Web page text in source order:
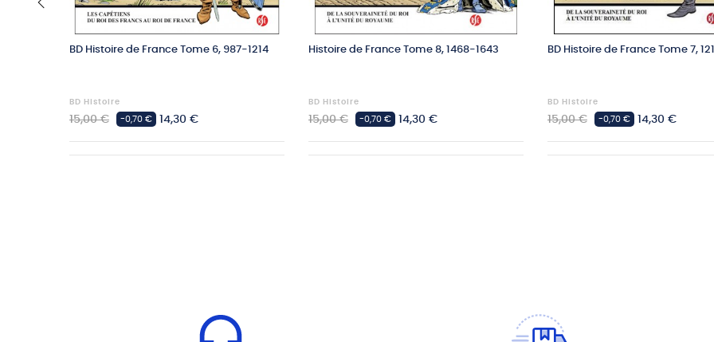
BD Histoire de France Tome 6, 987-1214
BD Histoire
Prix
15,00 € -0,70 € Prix
14,30 €
Histoire de France Tome 8, 1468-1643
BD Histoire
Prix
15,00 € -0,70 € Prix
14,30 €
BD Histoire de France Tome 7,
BD Histoire
Prix
15,00 € -0,70 € Prix
14,30 €